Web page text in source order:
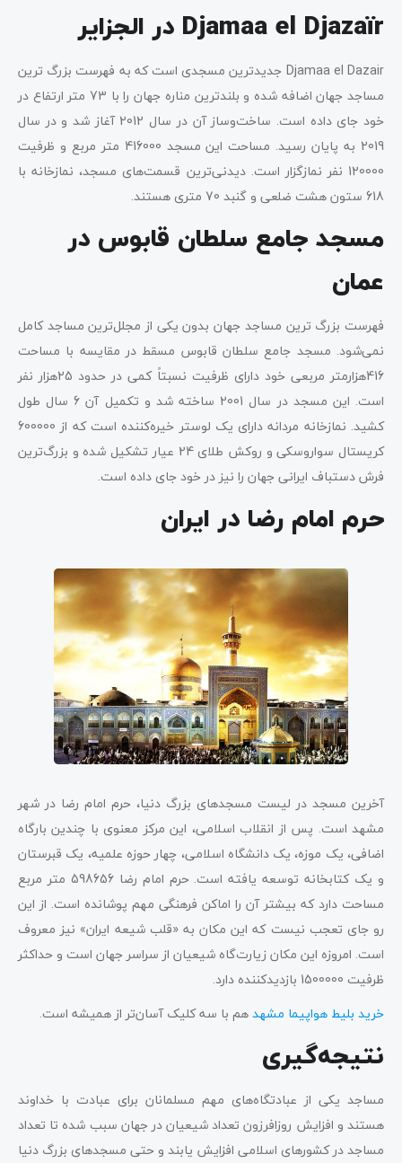
Djamaa el Djazaïr در الجزایر
Djamaa el Dazair جدیدترین مسجدی است که به فهرست بزرگ ترین
مساجد جهان اضافه شده و بلندترین مناره جهان را با 73 متر ارتفاع در
خود جای داده است. ساخت‌وساز آن در سال 2012 آغاز شد و در سال
2019 به پایان رسید. مساحت این مسجد 416000 متر مربع و ظرفیت
120000 نفر نمازگزار است. دیدنی‌ترین قسمت‌های مسجد، نمازخانه با
618 ستون هشت ضلعی و گنبد 70 متری هستند.
مسجد جامع سلطان قابوس در
عمان
فهرست بزرگ ترین مساجد جهان بدون یکی از مجلل‌ترین مساجد کامل
نمی‌شود. مسجد جامع سلطان قابوس مسقط در مقایسه با مساحت
416هزارمتر مربعی خود دارای ظرفیت نسبتاً کمی در حدود 25هزار نفر
است. این مسجد در سال 2001 ساخته شد و تکمیل آن 6 سال طول
کشید. نمازخانه مردانه دارای یک لوستر خیره‌کننده است که از 600000
کریستال سواروسکی و روکش طلای 24 عیار تشکیل شده و بزرگ‌ترین
فرش دستباف ایرانی جهان را نیز در خود جای داده است.
حرم امام رضا در ایران
آخرین مسجد در لیست مسجدهای بزرگ دنیا، حرم امام رضا در شهر
مشهد است. پس از انقلاب اسلامی، این مرکز معنوی با چندین بارگاه
اضافی، یک موزه، یک دانشگاه اسلامی، چهار حوزه علمیه، یک قبرستان
و یک کتابخانه توسعه یافته است. حرم امام رضا 598656 متر مربع
مساحت دارد که بیشتر آن را اماکن فرهنگی مهم پوشانده است. از این
رو جای تعجب نیست که این مکان به «قلب شیعه ایران» نیز معروف
است. امروزه این مکان زیارت‌گاه شیعیان از سراسر جهان است و حداکثر
ظرفیت 1500000 بازدیدکننده دارد.
خرید بلیط هواپیما مشهدهم با سه کلیک آسان‌تر از همیشه است.
نتیجه‌گیری
مساجد یکی از عبادتگاه‌های مهم مسلمانان برای عبادت با خداوند
هستند و افزایش روزافرزون تعداد شیعیان در جهان سبب شده تا تعداد
مساجد در کشورهای اسلامی افزایش یابند و حتی مسجدهای بزرگ دنیا